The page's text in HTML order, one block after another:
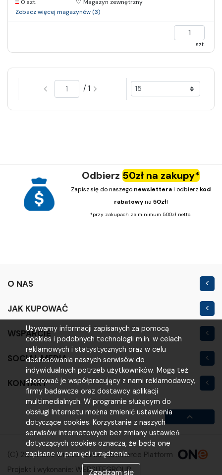
Używamy informacji zapisanych za pomocą
cookies i podobnych technologii m.in. w celach
reklamowych i statystycznych oraz w celu
dostosowania naszych serwisów do
indywidualnych potrzeb użytkowników. Mogą też
stosować je współpracujący z nami reklamodawcy,
firmy badawcze oraz dostawcy aplikacji
multimedialnych. W programie służącym do
obsługi Internetu można zmienić ustawienia
dotyczące cookies. Korzystanie z naszych
serwisów internetowych bez zmiany ustawień
dotyczących cookies oznacza, że będą one
zapisane w pamięci urządzenia.
Zgadzam się
0 szt.
Magazyn zewnętrzny
Zobacz więcej magazynów (3)
szt.
/ 1
Odbierz 50zł na zakupy*
Zapisz się do naszego newsletterai odbierz kod
rabatowyna 50zł!
*przy zakupach za minimum 500zł netto.
O NAS
Outlet
JAK KUPOWAĆ
Regulamin sklepu
Polityka prywatności
Warunki i koszty
Reklamacje i zwroty
WSPARCIE
Moje konto
Logowanie
Rejestracja
Poradniki
SOCIAL MEDIA
KONTAKT
VOLTA
ul. Poznańska 200M
63-800 Gostyń
(65) 521 00 13
b2b@voltahurt.pl
(C) 2024 One Omnichannel Commerce Platform
Projekt i wykonanie: WEBSITEGROUP